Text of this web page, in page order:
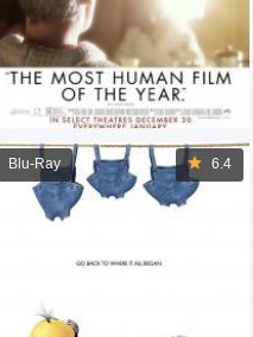
6.4
Blu-Ray